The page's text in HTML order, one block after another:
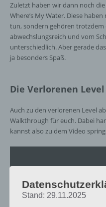
Zuletzt haben wir dann noch
Where’s My Water. Diese
tun, sondern gehören trotzdem
abwechslungsreich und vom
unterschiedlich. Aber gerade
ja besonders Spaß.
Die Verlorenen
Auch zu den verlorenen Level
Walkthrough für euch. Dabei
kannst also zu dem Video
Stand: 29.11.2025